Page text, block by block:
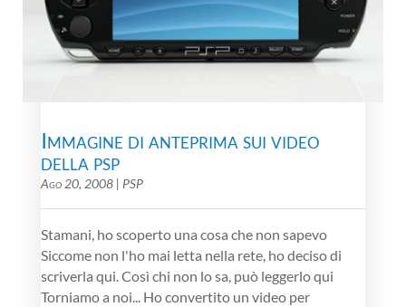
Immagine di anteprima sui video
della psp
Ago 20, 2008| PSP
Stamani, ho scoperto una cosa che non sapevo
Siccome non l'ho mai letta nella rete, ho deciso di
scriverla qui. Così chi non lo sa, può leggerlo qui
Torniamo a noi... Ho convertito un video per